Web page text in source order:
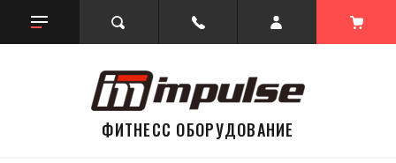
ФИТНЕСС ОБОРУДОВАНИЕ